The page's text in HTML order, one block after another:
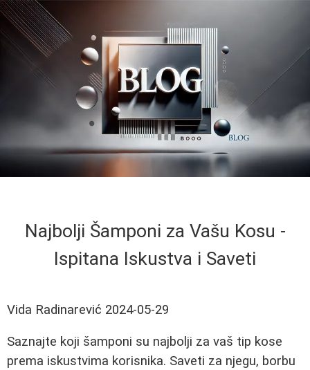
Najbolji Šamponi za Vašu Kosu -
Ispitana Iskustva i Saveti
Vida Radinarević 2024-05-29
Saznajte koji šamponi su najbolji za vaš tip kose
prema iskustvima korisnika. Saveti za njegu, borbu